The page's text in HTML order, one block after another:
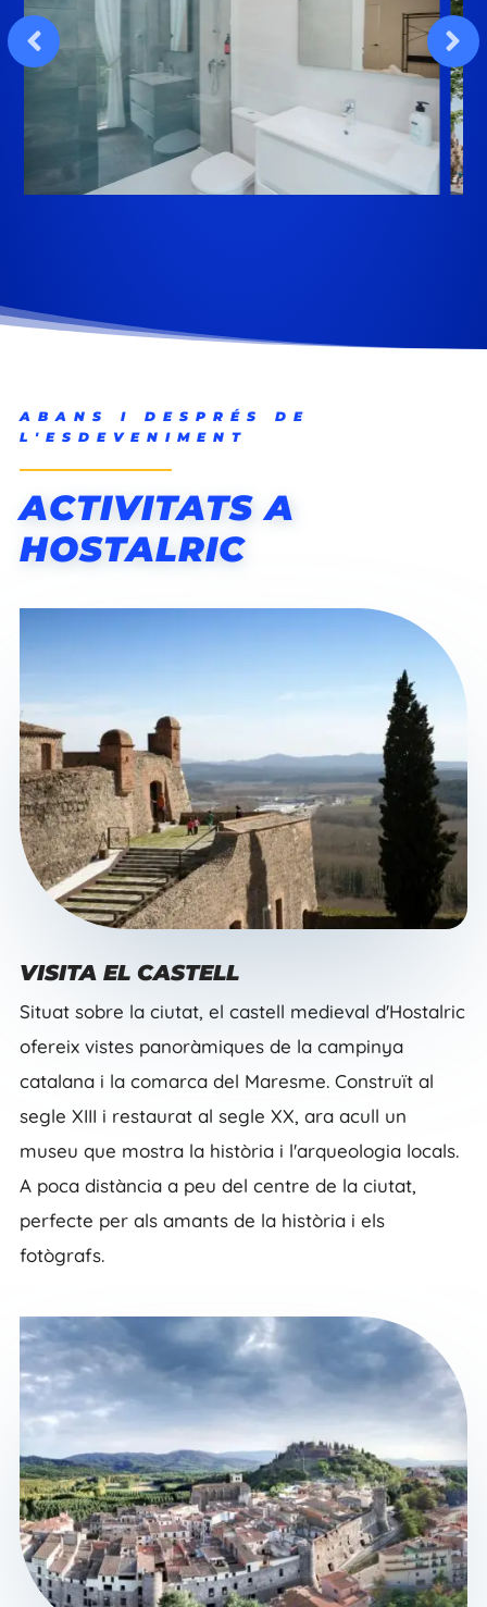
ABANS I DESPRÉS DE
L'ESDEVENIMENT
ACTIVITATS A
HOSTALRIC
VISITA EL CASTELL
Situat sobre la ciutat, el castell medieval d'Hostalric
ofereix vistes panoràmiques de la campinya
catalana i la comarca del Maresme. Construït al
segle XIII i restaurat al segle XX, ara acull un
museu que mostra la història i l'arqueologia locals.
A poca distància a peu del centre de la ciutat,
perfecte per als amants de la història i els
fotògrafs.